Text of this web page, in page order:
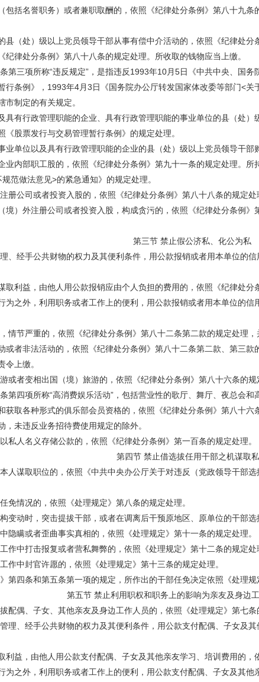
名誉职务）或者兼职取酬的，依照《纪律处分条例》第八十九条
（处）级以上党员领导干部从事有偿中介活动的，依照《纪律处分
律处分条例》第八十八条的规定处理。所收取的钱物应当上缴。
三项所称“违反规定”，是指违反1993年10月5日《中共中央、国务
行条例》，1993年4月3日《国务院办公厅转发国家体改委等部门<
市制定的有关规定。
有行政管理职能的企业、具有行政管理职能的事业单位的县（处）
股票发行与交易管理暂行条例》的规定处理。
单位以及具有行政管理职能的企业的县（处）级以上党员领导干部
业内部职工股的，依照《纪律处分条例》第九十一条的规定处理。
范做法意见>的紧急通知》的规定处理。
公司或者投资入股的，依照《纪律处分条例》第八十八条的规定处
）外注册公司或者投资入股，构成贪污的，依照《纪律处分条例》
第三节 禁止假公济私、化公为私
经手公共财物的权力及其便利条件，用公款报销或者用本单位的
益，由他人用公款报销应由个人负担的费用的，依照《纪律处分
之外，利用职务或者工作上的便利，用公款报销或者用本单位的信
节严重的，依照《纪律处分条例》第八十二条第二款的规定处理，
者非法活动的，依照《纪律处分条例》第八十二条第二款、第三款
令上缴。
者变相出国（境）旅游的，依照《纪律处分条例》第八十六条的规
四项所称“高消费娱乐活动”，包括营业性的歌厅、舞厅、夜总会和
取各种形式的俱乐部会员资格的，依照《纪律处分条例》第八十六
未违反业务招待费使用规定的除外。
人名义存储公款的，依照《纪律处分条例》第一百条的规定处理。
第四节 禁止借选拔任用干部之机谋取私
谋取职位的，依照《中共中央办公厅关于对违反（党政领导干部选
情况的，依照《处理规定》第八条的规定处理。
动时，突击提拔干部，或者在调离后干预原地区、原单位的干部选
瞒或者歪曲事实真相的，依照《处理规定》第十一条的规定处理。
中打击报复或者营私舞弊的，依照《处理规定》第十二条的规定处
中封官许愿的，依照《处理规定》第十三条的规定处理。
四条和第五条第一项的规定，所作出的干部任免决定依照《处理规
第五节 禁止利用职权和职务上的影响为亲友及身边
偶、子女、其他亲友及身边工作人员的，依照《处理规定》第七条
、经手公共财物的权力及其便利条件，用公款支付配偶、子女及
，由他人用公款支付配偶、子女及其他亲友学习、培训费用的，
之外，利用职务或者工作上的便利，用公款支付配偶、子女及其他